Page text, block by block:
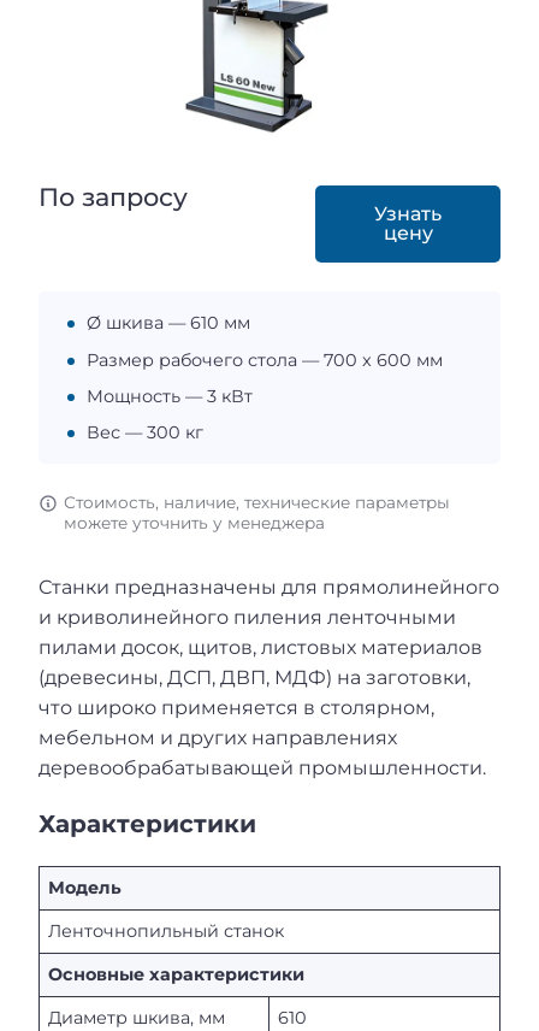
По запросу
Узнать
цену
Ø шкива — 610 мм
Размер рабочего стола — 700 x 600 мм
Мощность — 3 кВт
Вес — 300 кг
Стоимость, наличие, технические параметры
можете уточнить у менеджера
Станки предназначены для прямолинейного
и криволинейного пиления ленточными
пилами досок, щитов, листовых материалов
(древесины, ДСП, ДВП, МДФ) на заготовки,
что широко применяется в столярном,
мебельном и других направлениях
деревообрабатывающей промышленности.
Характеристики
Модель
Ленточнопильный станок
Основные характеристики
Диаметр шкива, мм
610